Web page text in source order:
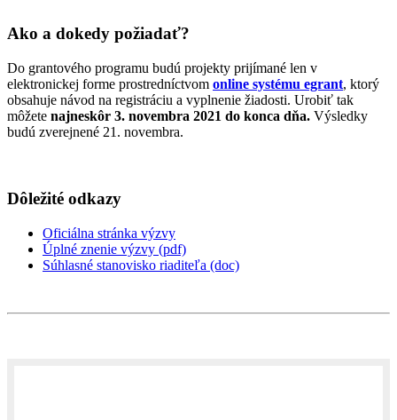
Ako a dokedy požiadať?
Do grantového programu budú projekty prijímané len v
elektronickej forme prostredníctvom online systému egrant, ktorý
obsahuje návod na registráciu a vyplnenie žiadosti. Urobiť tak
môžete najneskôr 3. novembra 2021 do konca dňa. Výsledky
budú zverejnené 21. novembra.
Dôležité odkazy
Oficiálna stránka výzvy
Úplné znenie výzvy (pdf)
Súhlasné stanovisko riaditeľa (doc)